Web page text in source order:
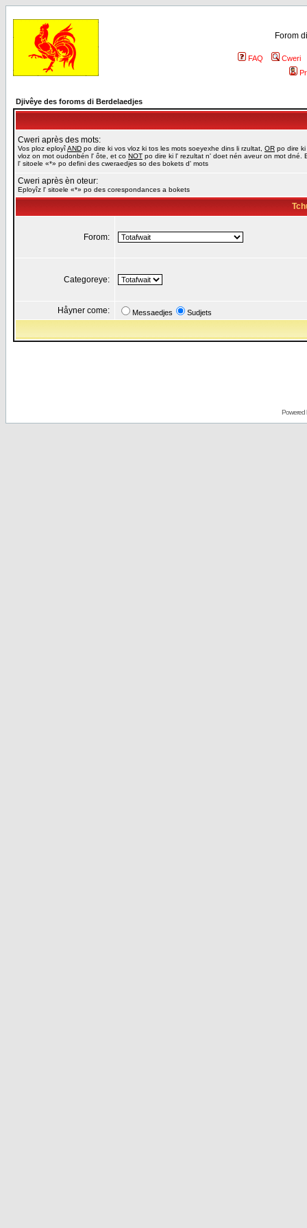
Forom
FAQ
Cweri
Djivêye des foroms di Berdelaedjes
Cweri après des mots:
Vos ploz eployîAND po dire ki vos vloz ki tos les mots soeyexhe dins li rzultat, OR po dire ki
vloz on mot oudonbén l' ôte, et co NOT po dire ki l' rezultat n' doet nén aveur on mot dné.
l' sitoele «*» po defini des cweraedjes so des bokets d' mots
Cweri après èn oteur:
Eployîz l' sitoele «*» po des corespondances a bokets
Forom:
Categoreye:
Håyner come: Messaedjes Sudjets
Powered